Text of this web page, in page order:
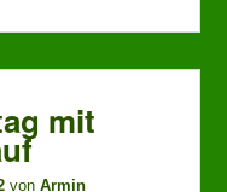
mit
vonArmin